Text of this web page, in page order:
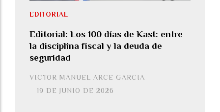
Editorial: Los 100 días de Kast: entre
la disciplina fiscal y la deuda de
seguridad
VICTOR MANUEL ARCE GARCIA
EDITORIAL
19 DE JUNIO DE 2026